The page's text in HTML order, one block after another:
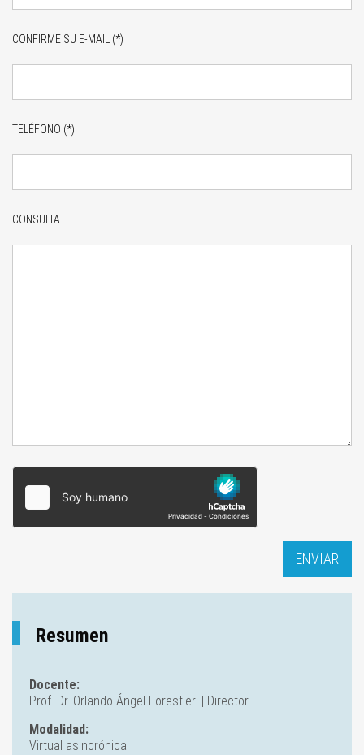
CONFIRME SU E-MAIL (*)
TELÉFONO (*)
CONSULTA
Resumen
Docente:
Prof. Dr. Orlando Ángel Forestieri | Director
Modalidad:
Virtual asincrónica.